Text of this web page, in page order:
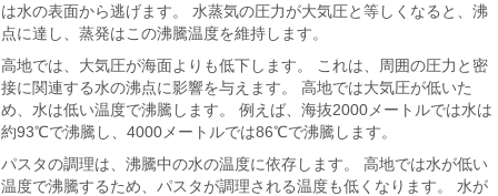
は水の表面から逃げます。 水蒸気の圧力が大気圧と等しくなると、沸
点に達し、蒸発はこの沸騰温度を維持します。
高地では、大気圧が海面よりも低下します。 これは、周囲の圧力と密
接に関連する水の沸点に影響を与えます。 高地では大気圧が低いた
め、水は低い温度で沸騰します。 例えば、海抜2000メートルでは水は
約93℃で沸騰し、4000メートルでは86℃で沸騰します。
パスタの調理は、沸騰中の水の温度に依存します。 高地では水が低い
温度で沸騰するため、パスタが調理される温度も低くなります。 水が